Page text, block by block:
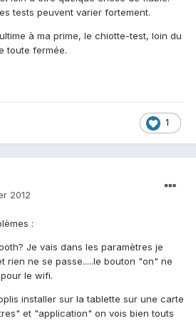
tests peuvent varier fortement.
à ma prime, le chiotte-test, loin du
toute fermée.
1
2012
:
Je vais dans les paramètres je
rien ne se passe.....le bouton "on" ne
le wifi.
installer sur la tablette sur une carte
et "application" on vois bien touts